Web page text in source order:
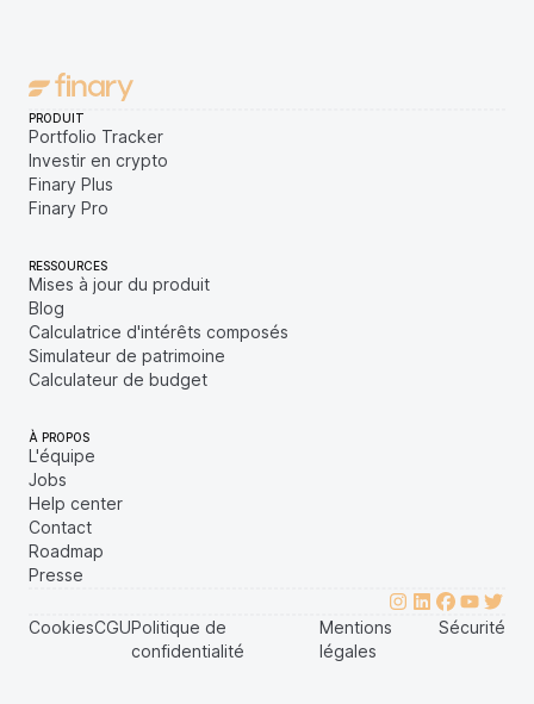
PRODUIT
Portfolio Tracker
Investir en crypto
Finary Plus
Finary Pro
RESSOURCES
Mises à jour du produit
Blog
Calculatrice d'intérêts composés
Simulateur de patrimoine
Calculateur de budget
À PROPOS
L'équipe
Jobs
Help center
Contact
Roadmap
Presse
CookiesCGUPolitique de
confidentialité
Mentions
légales
Sécurité